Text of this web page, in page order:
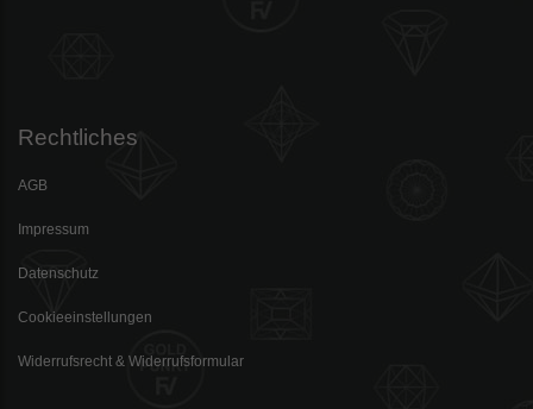
Rechtliches
AGB
Impressum
Datenschutz
Cookieeinstellungen
Widerrufsrecht & Widerrufsformular